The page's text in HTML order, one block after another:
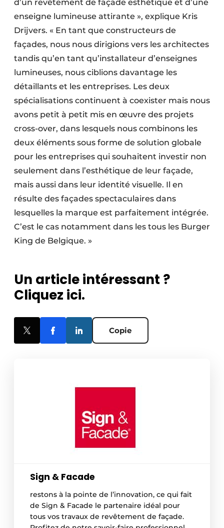
d’un revêtement de façade esthétique et d’une
enseigne lumineuse attirante », explique Kris
Drijvers. « En tant que constructeurs de
façades, nous nous dirigions vers les architectes
tandis qu’en tant qu’installateur d’enseignes
lumineuses, nous ciblions davantage les
détaillants et les entreprises. Les deux
spécialisations continuent à coexister mais nous
avons petit à petit mis en œuvre des projets
cross-over, dans lesquels nous combinons les
deux éléments sous forme de solution globale
pour les entreprises qui souhaitent investir non
seulement dans l’esthétique de leur façade,
mais aussi dans leur identité visuelle. Il en
résulte des façades spectaculaires dans
lesquelles la marque est parfaitement intégrée.
C’est le cas notamment dans les tous les Burger
King de Belgique. »
Un article intéressant ?
Cliquez ici.
Copie
Sign & Facade
restons à la pointe de l’innovation, ce qui fait
de Sign & Facade le partenaire idéal pour
tous vos travaux de revêtement de façade.